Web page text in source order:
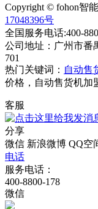
Copyright © fohon智
17048396号
全国服务电话:400-
公司地址：广州市番
701
热门关键词： 自动售
价格，自动售货机加
客服
分享
微信 新浪微博 QQ空
电话
服务电话：
400-8800-178
微信